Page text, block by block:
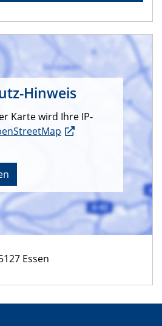
Hinweis
Karte wird Ihre IP-
Essen